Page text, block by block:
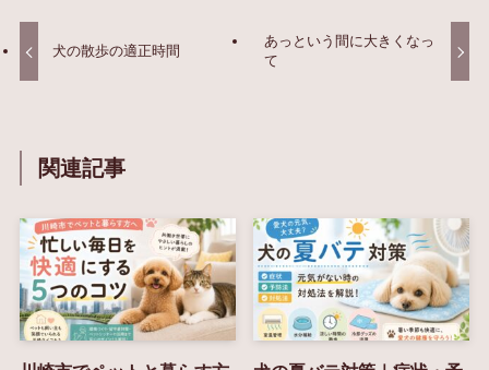
犬の散歩の適正時間
あっという間に大きくなっ
て
関連記事